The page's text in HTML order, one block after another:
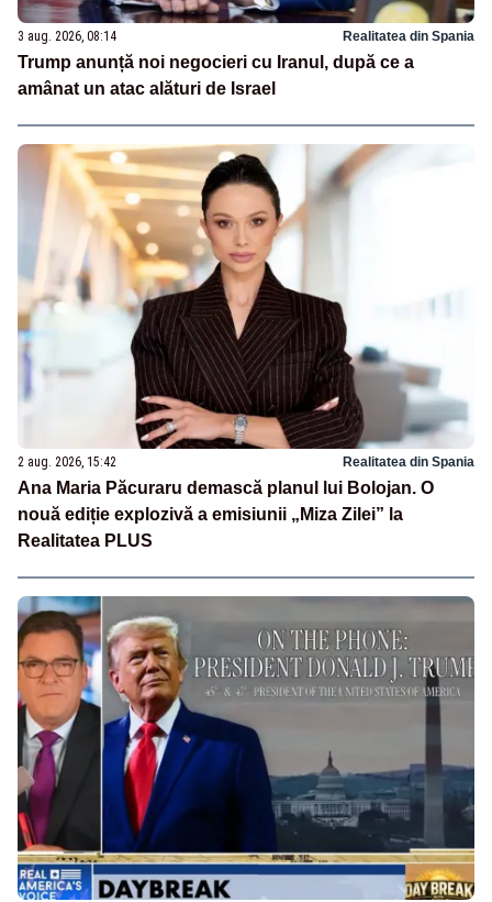
3 aug. 2026, 08:14 Realitatea din Spania
Trump anunță noi negocieri cu Iranul, după ce a
amânat un atac alături de Israel
2 aug. 2026, 15:42 Realitatea din Spania
Ana Maria Păcuraru demască planul lui Bolojan. O
nouă ediție explozivă a emisiunii „Miza Zilei” la
Realitatea PLUS